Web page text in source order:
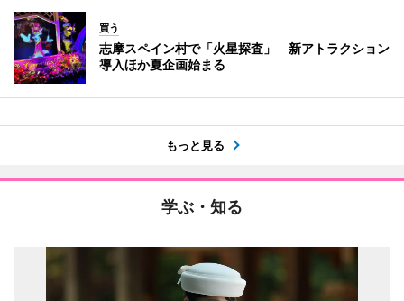
買う
志摩スペイン村で「火星探査」 新アトラクション
導入ほか夏企画始まる
もっと見る
学ぶ・知る